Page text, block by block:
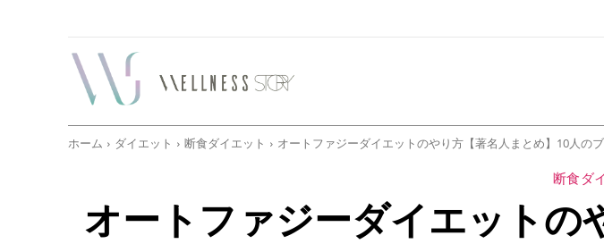
ホーム ダイエット 断食ダイエット オートファジーダイエットのやり方【著名人まとめ】10人の
断食ダ
オートファジーダイエットの